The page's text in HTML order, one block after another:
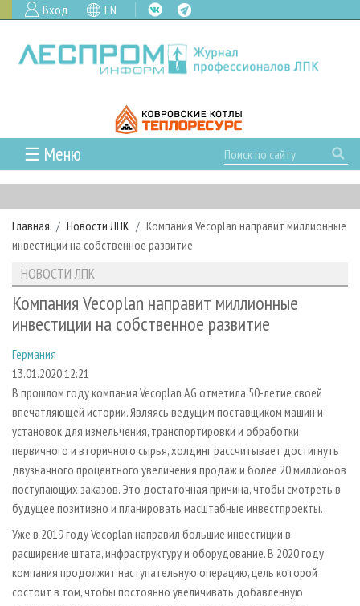
Вход EN
☰ Меню
ГЛАВНАЯ
РУБРИКИ И ТЕМЫ
РУБРИКИ ЖУРНАЛА
ЛЕСОЗАГОТОВКА
ЛЕСОПИЛЕНИЕ
СУШКА ДРЕВЕСИНЫ
ПРОИЗВОДСТВО ДРЕВЕСНЫХ ПЛИТ
ДЕРЕВЯННОЕ ДОМОСТРОЕНИЕ
ПРОИЗВОДСТВО МЕБЕЛИ
БИОЭНЕРГЕТИКА
ЦБП
ИНСТРУМЕНТ И МАТЕРИАЛЫ
НОВОСТИ
НОВОСТИ ЛПК
НОВОСТИ ЖУРНАЛА
ПРОЕКТЫ ЛПИ
АНАЛИТИКА
ПРЕДПРИЯТИЯ ЛПК
ПЕРСОНЫ
МОБИЛЬНЫЕ ВЫСТАВКИ
ОФИЦИАЛЬНЫЕ ДЕЛЕГАЦИИ
ПРИОРИТЕТНЫЕ ИНВЕСТПРОЕКТЫ
RUSSIAN FORESTRY REVIEW
ГАЗЕТА ЛЕСПРОМФОРУМ
БИБЛИОТЕКА СПЕЦИАЛИСТА
АРХИВ ЖУРНАЛОВ
О ЖУРНАЛЕ
КОНТАКТЫ
РЕКЛАМОДАТЕЛЯМ
РЕКЛАМА
РЕКЛАМА НА САЙТЕ
Главная Новости ЛПК
Компания Vecoplan направит миллионные
инвестиции на собственное развитие
НОВОСТИ ЛПК
Компания Vecoplan направит миллионные
инвестиции на собственное развитие
Германия
13.01.2020 12:21
В прошлом году компания Vecoplan AG отметила 50-летие своей
впечатляющей истории. Являясь ведущим поставщиком машин и
установок для измельчения, транспортировки и обработки
первичного и вторичного сырья, холдинг рассчитывает достигнуть
двузначного процентного увеличения продаж и более 20 миллионов
поступающих заказов. Это достаточная причина, чтобы смотреть в
будущее позитивно и планировать масштабные инвестпроекты.
Уже в 2019 году Vecoplan направил большие инвестиции в
расширение штата, инфраструктуру и оборудование. В 2020 году
компания продолжит наступательную операцию, цель которой
состоит в том, чтобы постоянно увеличивать добавленную